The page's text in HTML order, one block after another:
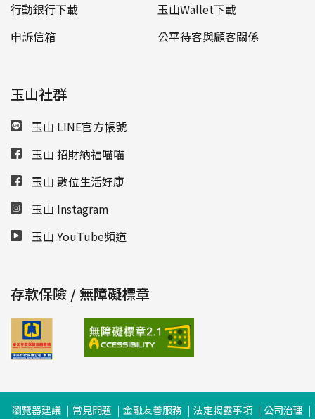
行動銀行下載
玉山Wallet下載
申訴信箱
公平待客與顧客關係
玉山社群
玉山 LINE官方帳號
玉山 招財納福喵喵
玉山 數位生活好康
玉山 Instagram
玉山 YouTube頻道
存款保險 / 無障礙標章
瀏覽器建議 常見問題 金融友善服務 法定揭露事項 公司治理